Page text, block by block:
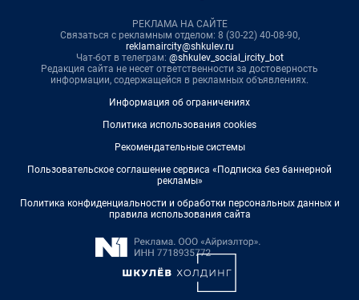
РЕКЛАМА НА САЙТЕ
Связаться с рекламным отделом: 8 (30-22) 40-08-90,
reklamaircity@shkulev.ru
Чат-бот в телеграм: @shkulev_social_ircity_bot
Редакция сайта не несет ответственности за достоверность
информации, содержащейся в рекламных объявлениях.
Информация об ограничениях
Политика использования cookies
Рекомендательные системы
Пользовательское соглашение сервиса «Подписка без баннерной
рекламы»
Политика конфиденциальности и обработки персональных данных и
правила использования сайта